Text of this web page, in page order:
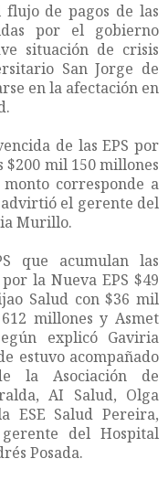
de pagos de las
por el gobierno
situación de crisis
San Jorge de
en la afectación en
de las EPS por
$200 mil 150 millones
corresponde a
advirtió el gerente del
Murillo.
que acumulan las
la Nueva EPS $49
Salud con $36 mil
millones y Asmet
explicó Gaviria
estuvo acompañado
la Asociación de
AI Salud, Olga
ESE Salud Pereira,
del Hospital
Posada.